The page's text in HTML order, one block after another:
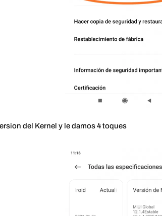
del Kernel y le damos 4 toques